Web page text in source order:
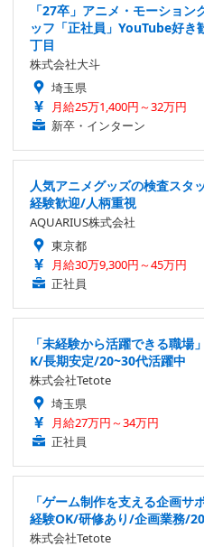
「27卒」アニメ・モーショ
ッフ「正社員」YouTube好
丁目
株式会社大斗
埼玉県
月給25万1,400円～32万円
新卒・インターン
人気アニメグッズの検査スタ
経験歓迎/人柄重視
AQUARIUS株式会社
東京都
月給30万9,300円～45万円
正社員
「未経験から活躍できる職
K/長期安定/20~30代活躍中
株式会社Tetote
埼玉県
月給27万円～34万円
正社員
「ゲーム制作を支える企画
経験OK/研修あり/企画業務/
株式会社Tetote